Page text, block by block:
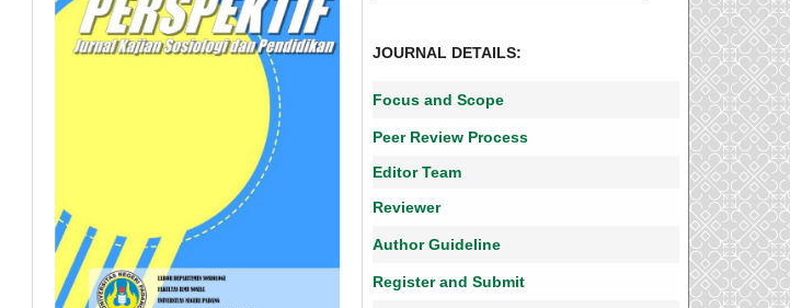
JOURNAL DETAILS:
Focus and Scope
Peer Review Process
Editor Team
Reviewer
Author Guideline
Register and Submit